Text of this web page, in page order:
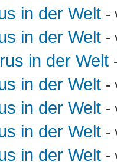
in der Welt -
in der Welt -
in der Welt
in der Welt -
in der Welt -
in der Welt -
in der Welt -